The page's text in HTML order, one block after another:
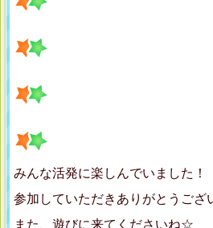
みんな活発に楽しんでいました！
参加していただきありがとうござ
また、遊びに来てくださいね☆